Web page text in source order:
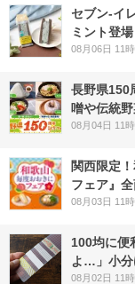
セブン‐イ
ミント登
08月06日 11
長野県150
噌や伝統
08月04日 11
関西限定
フェア』
08月03日 11
100均に便
よ…」小分
08月02日 11